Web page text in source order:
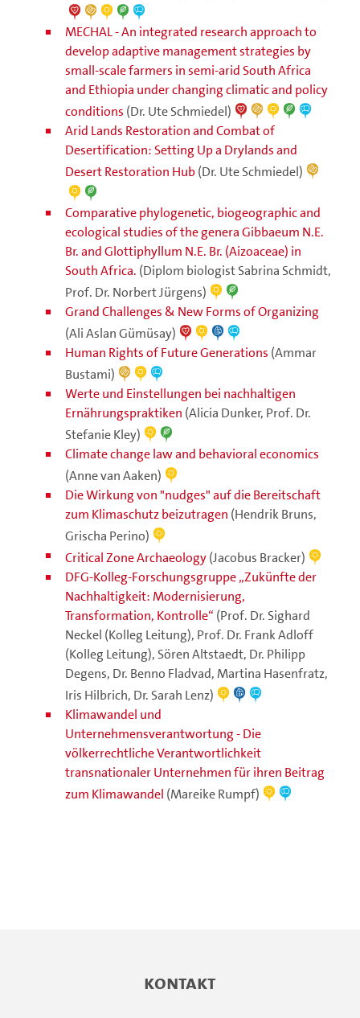
MECHAL - An integrated research approach to
develop adaptive management strategies by
small-scale farmers in semi-arid South Africa
and Ethiopia under changing climatic and policy
conditions (Dr. Ute Schmiedel)
Arid Lands Restoration and Combat of
Desertification: Setting Up a Drylands and
Desert Restoration Hub(Dr. Ute Schmiedel)
Comparative phylogenetic, biogeographic and
ecological studies of the genera Gibbaeum N.E.
Br. and Glottiphyllum N.E. Br. (Aizoaceae) in
South Africa. (Diplom biologist Sabrina Schmidt,
Prof. Dr. Norbert Jürgens)
Grand Challenges & New Forms of Organizing
(Ali Aslan Gümüsay)
Human Rights of Future Generations (Ammar
Bustami)
Werte und Einstellungen bei nachhaltigen
Ernährungspraktiken (Alicia Dunker, Prof. Dr.
Stefanie Kley)
Climate change law and behavioral economics
(Anne van Aaken)
Die Wirkung von "nudges" auf die Bereitschaft
zum Klimaschutz beizutragen (Hendrik Bruns,
Grischa Perino)
Critical Zone Archaeology(Jacobus Bracker)
DFG-Kolleg-Forschungsgruppe „Zukünfte der
Nachhaltigkeit: Modernisierung,
Transformation, Kontrolle“ (Prof. Dr. Sighard
Neckel (Kolleg Leitung), Prof. Dr. Frank Adloff
(Kolleg Leitung), Sören Altstaedt, Dr. Philipp
Degens, Dr. Benno Fladvad, Martina Hasenfratz,
Iris Hilbrich, Dr. Sarah Lenz)
Klimawandel und
Unternehmensverantwortung - Die
völkerrechtliche Verantwortlichkeit
transnationaler Unternehmen für ihren Beitrag
zum Klimawandel (Mareike Rumpf)
Kontakt